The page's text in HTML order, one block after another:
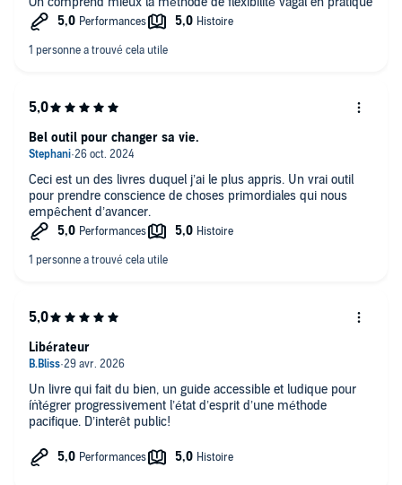
Ceci est un des livres duquel j’ai le plus appris. Un vrai outil
pour prendre conscience de choses primordiales qui nous
empêchent d’avancer.
Bel outil pour changer sa vie.
Un livre qui fait du bien, un guide accessible et ludique pour
intégrer progressivement l’état d’esprit d’une méthode
pacifique. D’interêt public!
Libérateur